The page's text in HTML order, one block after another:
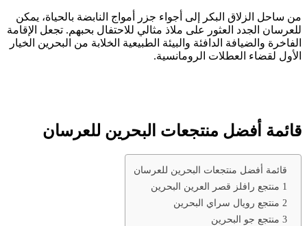
من ساحل الزلاق البكر إلى أجواء جزر أمواج النابضة بالحياة، يمكن
للعرسان الجدد العثور على ملاذ مثالي للاحتفال بحبهم. تجعل الإقامة
الفاخرة والضيافة الدافئة والبيئة الطبيعية الخلابة من البحرين الخيار
الأول لقضاء العطلات الرومانسية.
قائمة أفضل منتجعات البحرين للعرسان
قائمة أفضل منتجعات البحرين للعرسان
1 منتجع رافلز قصر العرين البحرين
2 منتجع رويال سراي البحرين
3 منتجع جو البحرين